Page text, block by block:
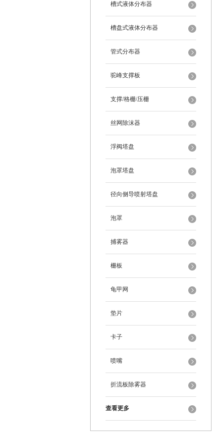
槽式液体分布器
槽盘式液体分布器
管式分布器
驼峰支撑板
支撑/格栅/压栅
丝网除沫器
浮阀塔盘
泡罩塔盘
径向侧导喷射塔盘
泡罩
捕雾器
栅板
龟甲网
垫片
卡子
喷嘴
折流板除雾器
查看更多